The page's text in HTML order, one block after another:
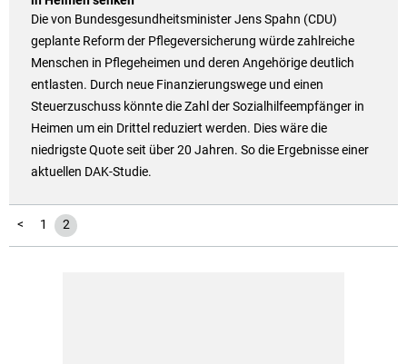
Die von Bundesgesundheitsminister Jens Spahn (CDU)
geplante Reform der Pflegeversicherung würde zahlreiche
Menschen in Pflegeheimen und deren Angehörige deutlich
entlasten. Durch neue Finanzierungswege und einen
Steuerzuschuss könnte die Zahl der Sozialhilfeempfänger in
Heimen um ein Drittel reduziert werden. Dies wäre die
niedrigste Quote seit über 20 Jahren. So die Ergebnisse einer
aktuellen DAK-Studie.
< 1 2